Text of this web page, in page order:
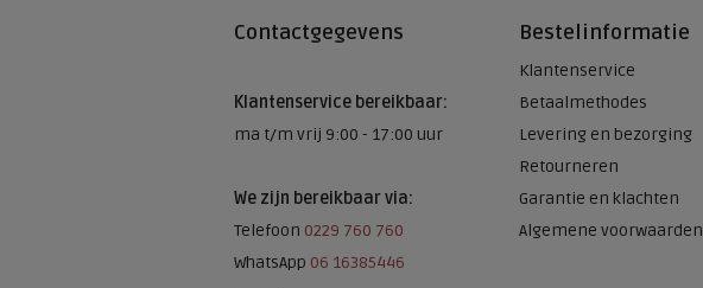
Contactgegevens
Klantenservice bereikbaar:
ma t/m vrij 9:00 - 17:00 uur
We zijn bereikbaar via:
Telefoon 0229 760 760
WhatsApp 06 16385446
Bestelinformatie
Klantenservice
Betaalmethodes
Levering en bezorging
Retourneren
Garantie en klachten
Algemene voorwaarden